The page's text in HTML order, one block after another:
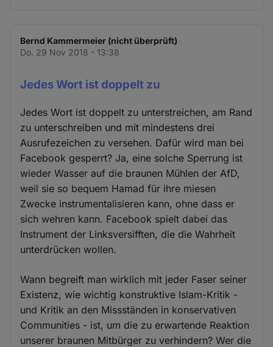
Bernd Kammermeier (nicht überprüft)
Do. 29 Nov 2018 - 13:38
Jedes Wort ist doppelt zu
Jedes Wort ist doppelt zu unterstreichen, am Rand
zu unterschreiben und mit mindestens drei
Ausrufezeichen zu versehen. Dafür wird man bei
Facebook gesperrt? Ja, eine solche Sperrung ist
wieder Wasser auf die braunen Mühlen der AfD,
weil sie so bequem Hamad für ihre miesen
Zwecke instrumentalisieren kann, ohne dass er
sich wehren kann. Facebook spielt dabei das
Instrument der Linksversifften, die die Wahrheit
unterdrücken wollen.
Wann begreift man wirklich mit jeder Faser seiner
Existenz, wie wichtig konstruktive Islam-Kritik -
und Kritik an den Missständen in konservativen
Communities - ist, um die zu erwartende Reaktion
unserer braunen Mitbürger zu verhindern? Wer die